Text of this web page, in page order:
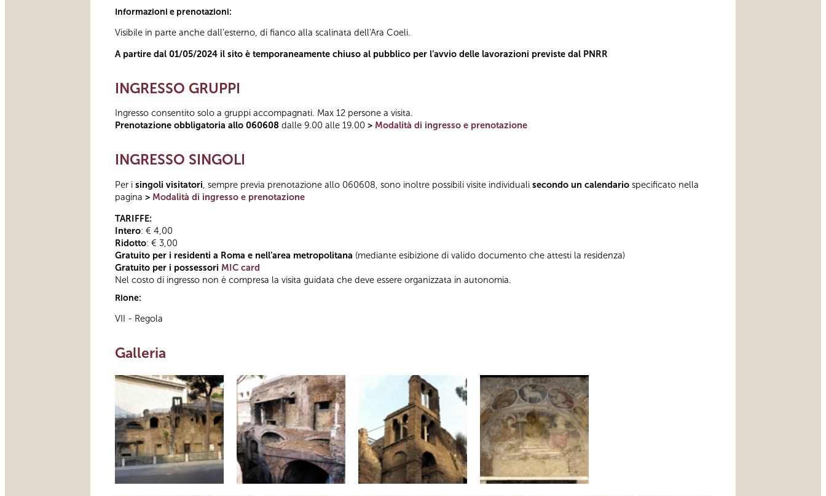
Informazioni e prenotazioni:
Visibile in parte anche dall'esterno, di fianco alla scalinata dell'Ara Coeli.
A partire dal 01/05/2024 il sito è temporaneamente chiuso al pubblico per l’avvio delle lavorazioni previste dal PNRR
INGRESSO GRUPPI
Ingresso consentito solo a gruppi accompagnati. Max 12 persone a visita.
Prenotazione obbligatoria allo 060608 dalle 9.00 alle 19.00 > Modalità di ingresso e prenotazione
INGRESSO SINGOLI
Per i singoli visitatori, sempre previa prenotazione allo 060608, sono inoltre possibili visite individuali secondo un calendario specificato nella
pagina > Modalità di ingresso e prenotazione
TARIFFE:
Intero: € 4,00
Ridotto: € 3,00
Gratuito per i residenti a Roma e nell’area metropolitana (mediante esibizione di valido documento che attesti la residenza)
Gratuito per i possessori MIC card
Nel costo di ingresso non è compresa la visita guidata che deve essere organizzata in autonomia.
Rione:
VII - Regola
Galleria